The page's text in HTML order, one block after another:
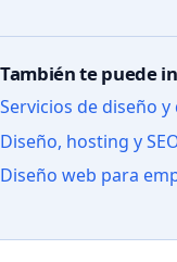
También te puede
Servicios de diseño
Diseño, hosting y
Diseño web para